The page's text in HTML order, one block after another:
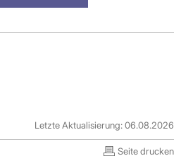
Letzte Aktualisierung: 06.08.2026
Seite drucken